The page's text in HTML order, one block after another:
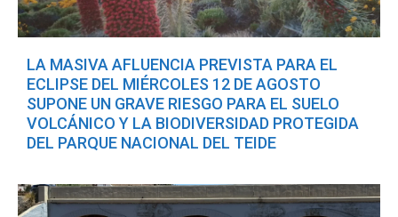
LA MASIVA AFLUENCIA PREVISTA PARA EL
ECLIPSE DEL MIÉRCOLES 12 DE AGOSTO
SUPONE UN GRAVE RIESGO PARA EL SUELO
VOLCÁNICO Y LA BIODIVERSIDAD PROTEGIDA
DEL PARQUE NACIONAL DEL TEIDE